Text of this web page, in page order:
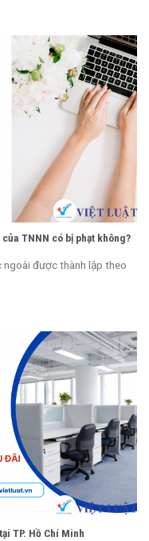
TNNN có bị phạt không?
được thành lập theo
TP. Hồ Chí Minh